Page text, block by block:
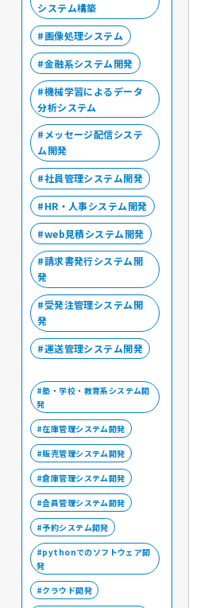
システム構築
画像処理システム
金融系システム開発
機械学習によるデータ
分析システム
メッセージ配信システ
ム開発
社員管理システム開発
HR・人事システム開発
web見積システム開発
請求書発行システム開
発
受発注管理システム開
発
運送管理システム開発
塾・学校・教育系システム開
発
在庫管理システム開発
販売管理システム開発
倉庫管理システム開発
会員管理システム開発
予約システム開発
pythonでのソフトウェア開
発
クラウド開発